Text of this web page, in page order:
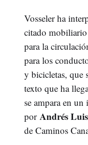
Vosseler ha
citado
para la
para los
y bicicletas, que
texto que ha
se ampara en
por Andrés
de Caminos